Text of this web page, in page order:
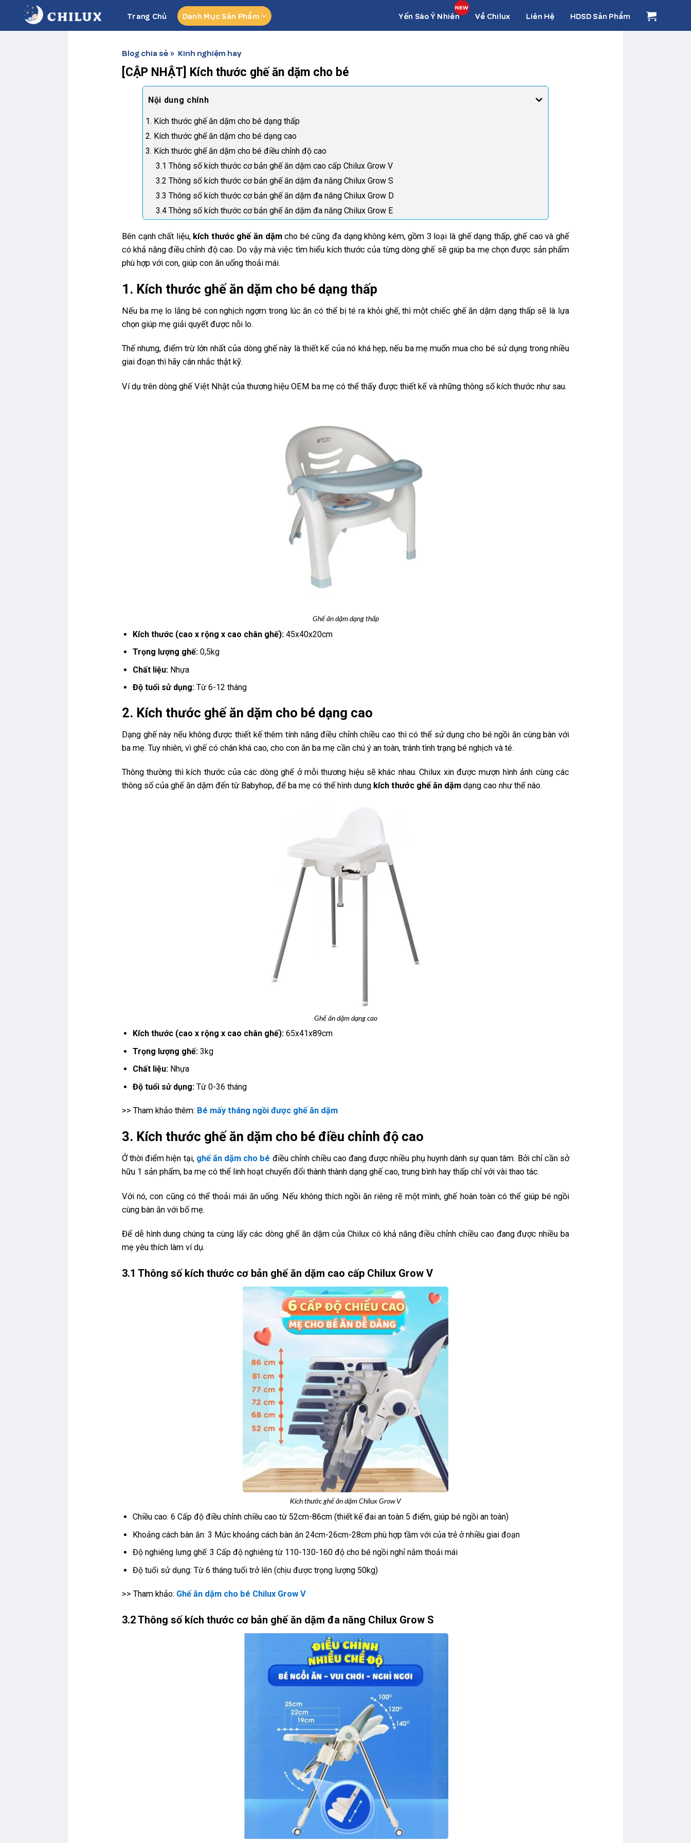
content
Trang Chủ Danh Mục Sản Phẩm Yến Sào Ý Nhiên Về Chilux Liên Hệ HDSD Sản Phẩm
Blog chia sẻ » Kinh nghiệm hay
[CẬP NHẬT] Kích thước ghế ăn dặm cho bé
1. Kích thước ghế ăn dặm cho bé dạng thấp
2. Kích thước ghế ăn dặm cho bé dạng cao
3. Kích thước ghế ăn dặm cho bé điều chỉnh độ cao
3.1 Thông số kích thước cơ bản ghế ăn dặm cao cấp Chilux Grow V
3.2 Thông số kích thước cơ bản ghế ăn dặm đa năng Chilux Grow S
3.3 Thông số kích thước cơ bản ghế ăn dặm đa năng Chilux Grow D
3.4 Thông số kích thước cơ bản ghế ăn dặm đa năng Chilux Grow E
Bên cạnh chất liệu, kích thước ghế ăn dặmcho bé cũng đa dạng không kém, gồm 3 loại là ghế dạng thấp, ghế cao và ghế
có khả năng điều chỉnh độ cao. Do vậy mà việc tìm hiểu kích thước của từng dòng ghế sẽ giúp ba mẹ chọn được sản phẩm
phù hợp với con, giúp con ăn uống thoải mái.
1. Kích thước ghế ăn dặm cho bé dạng thấp
Nếu ba mẹ lo lắng bé con nghịch ngợm trong lúc ăn có thể bị té ra khỏi ghế, thì một chiếc ghế ăn dặm dạng thấp sẽ là lựa
chọn giúp mẹ giải quyết được nỗi lo.
Thế nhưng, điểm trừ lớn nhất của dòng ghế này là thiết kế của nó khá hẹp, nếu ba mẹ muốn mua cho bé sử dụng trong nhiều
giai đoạn thì hãy cân nhắc thật kỹ.
Ví dụ trên dòng ghế Việt Nhật của thương hiệu OEM ba mẹ có thể thấy được thiết kế và những thông số kích thước như sau.
Ghế ăn dặm dạng thấp
Kích thước (cao x rộng x cao chân ghế): 45x40x20cm
Trọng lượng ghế: 0,5kg
Chất liệu: Nhựa
Độ tuổi sử dụng: Từ 6-12 tháng
2. Kích thước ghế ăn dặm cho bé dạng cao
Dạng ghế này nếu không được thiết kế thêm tính năng điều chỉnh chiều cao thì có thể sử dụng cho bé ngồi ăn cùng bàn với
ba mẹ. Tuy nhiên, vì ghế có chân khá cao, cho con ăn ba mẹ cần chú ý an toàn, tránh tình trạng bé nghịch và té.
Thông thường thì kích thước của các dòng ghế ở mỗi thương hiệu sẽ khác nhau. Chilux xin được mượn hình ảnh cùng các
thông số của ghế ăn dặm đến từ Babyhop, để ba mẹ có thể hình dung kích thước ghế ăn dặm dạng cao như thế nào.
Ghế ăn dặm dạng cao
Kích thước (cao x rộng x cao chân ghế):65x41x89cm
Trọng lượng ghế:3kg
Chất liệu:Nhựa
Độ tuổi sử dụng:Từ 0-36 tháng
>> Tham khảo thêm: Bé mấy tháng ngồi được ghế ăn dặm
3. Kích thước ghế ăn dặm cho bé điều chỉnh độ cao
Ở thời điểm hiện tại, ghế ăn dặm cho bé điều chỉnh chiều cao đang được nhiều phụ huynh dành sự quan tâm. Bởi chỉ cần sở
hữu 1 sản phẩm, ba mẹ có thể linh hoạt chuyển đổi thành thành dạng ghế cao, trung bình hay thấp chỉ với vài thao tác.
Với nó, con cũng có thể thoải mái ăn uống. Nếu không thích ngồi ăn riêng rẽ một mình, ghế hoàn toàn có thể giúp bé ngồi
cùng bàn ăn với bố mẹ.
Để dễ hình dung chúng ta cùng lấy các dòng ghế ăn dặm của Chilux có khả năng điều chỉnh chiều cao đang được nhiều ba
mẹ yêu thích làm ví dụ.
3.1 Thông số kích thước cơ bản ghế ăn dặm cao cấp Chilux Grow V
Kích thước ghế ăn dặm Chilux Grow V
Chiều cao: 6 Cấp độ điều chỉnh chiều cao từ 52cm-86cm (thiết kế đai an toàn 5 điểm, giúp bé ngồi an toàn)
Khoảng cách bàn ăn: 3 Mức khoảng cách bàn ăn 24cm-26cm-28cm phù hợp tầm với của trẻ ở nhiều giai đoạn
Độ nghiêng lưng ghế: 3 Cấp độ nghiêng từ 110-130-160 độ cho bé ngồi nghỉ nằm thoải mái
Độ tuổi sử dụng: Từ 6 tháng tuổi trở lên (chịu được trọng lượng 50kg)
>> Tham khảo: Ghế ăn dặm cho bé Chilux Grow V
3.2 Thông số kích thước cơ bản ghế ăn dặm đa năng Chilux Grow S